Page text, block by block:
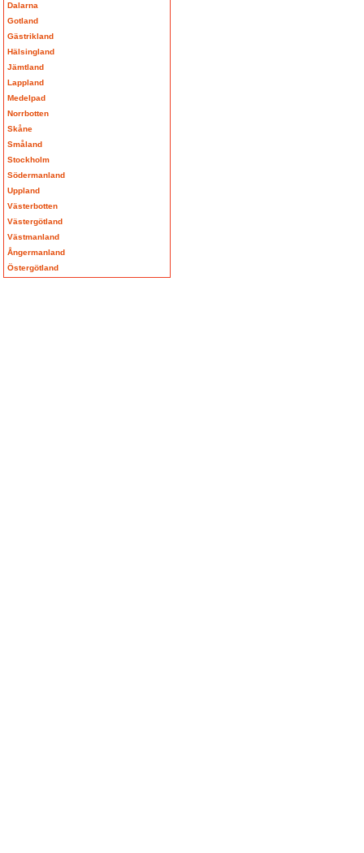
Dalarna
Gotland
Gästrikland
Hälsingland
Jämtland
Lappland
Medelpad
Norrbotten
Skåne
Småland
Stockholm
Södermanland
Uppland
Västerbotten
Västergötland
Västmanland
Ångermanland
Östergötland